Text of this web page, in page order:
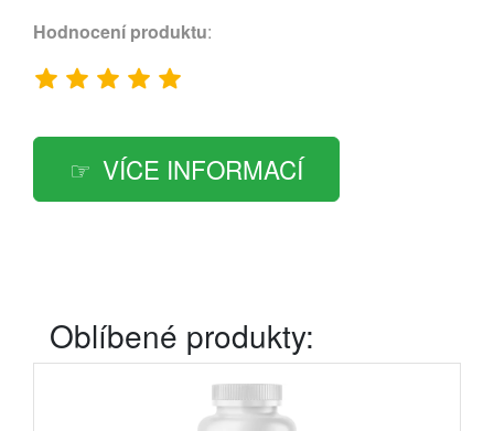
Hodnocení produktu:
VÍCE INFORMACÍ
Oblíbené produkty: